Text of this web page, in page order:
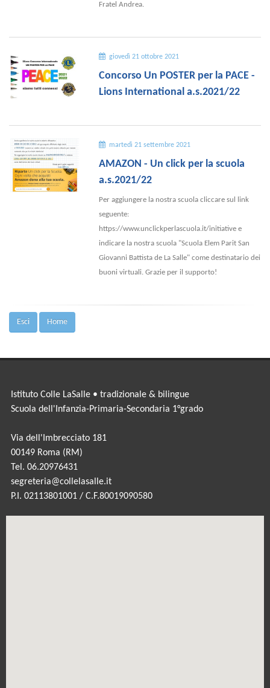
Fratel Andrea.
giovedì 21 ottobre 2021
Concorso Un POSTER per la PACE -
Lions International a.s.2021/22
martedì 21 settembre 2021
AMAZON - Un click per la scuola
a.s.2021/22
Per aggiungere la nostra scuola cliccare sul link
seguente:
https://www.unclickperlascuola.it/initiative e
indicare la nostra scuola "Scuola Elem Parit San
Giovanni Battista de La Salle" come destinatario dei
buoni virtuali. Grazie per il supporto!
Esci Home
Istituto Colle LaSalle • tradizionale & bilingue
Scuola dell'Infanzia-Primaria-Secondaria 1°grado
Via dell'Imbrecciato 181
00149 Roma (RM)
Tel. 06.20976431
segreteria@collelasalle.it
P.I. 02113801001 / C.F.80019090580